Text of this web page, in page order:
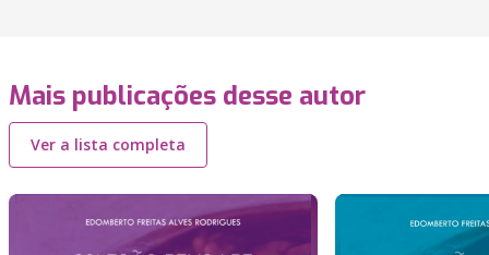
Mais publicações desse autor
Ver a lista completa